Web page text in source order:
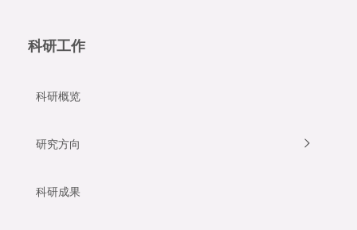
科研工作
科研概览
研究方向
科研成果